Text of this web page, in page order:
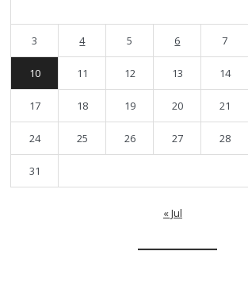
3 4 5 6 7
10 11 12 13 14
17 18 19 20 21
24 25 26 27 28
31
« Jul